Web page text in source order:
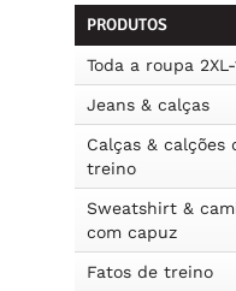
PRODUTOS
Toda a roupa 2XL-
Jeans & calças
Calças & calções
treino
Sweatshirt &
com capuz
Fatos de treino